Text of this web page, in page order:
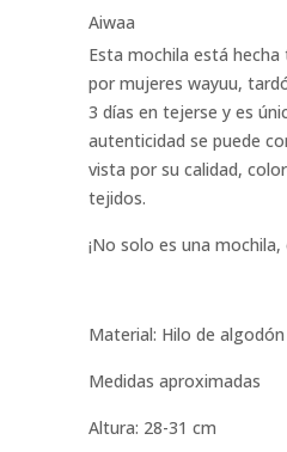
Aiwaa
Esta mochila está
por mujeres wayuu,
3 días en tejerse y es
autenticidad se puede
vista por su calidad,
tejidos.
¡No solo es una mochila,
Material: Hilo de algodón
Medidas aproximadas
Altura: 28-31 cm